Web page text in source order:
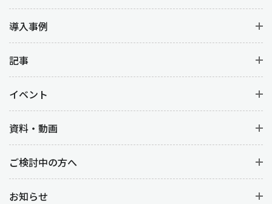
導入事例
記事
イベント
資料・動画
ご検討中の方へ
お知らせ